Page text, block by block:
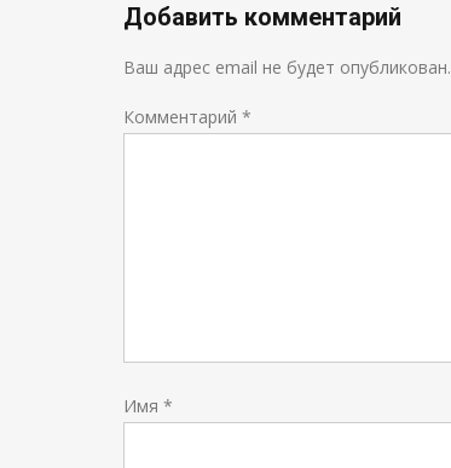
Добавить комментарий
Ваш адрес email не будет опубликован.
Комментарий *
Имя *